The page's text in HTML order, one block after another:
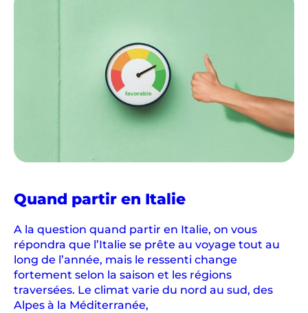
Quand partir en Italie
A la question quand partir en Italie, on vous
répondra que l’Italie se prête au voyage tout au
long de l’année, mais le ressenti change
fortement selon la saison et les régions
traversées. Le climat varie du nord au sud, des
Alpes à la Méditerranée,